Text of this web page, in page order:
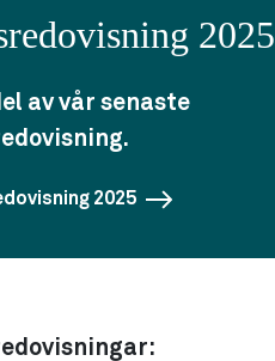
2025
av vår senaste
2025